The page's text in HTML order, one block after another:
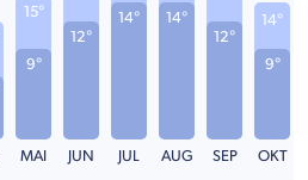
9°
15°
MAI
12°
JUN
14°
JUL
14°
AUG
12°
SEP
9°
14°
OKT